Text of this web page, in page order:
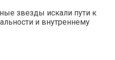
звезды искали пути к
и внутреннему